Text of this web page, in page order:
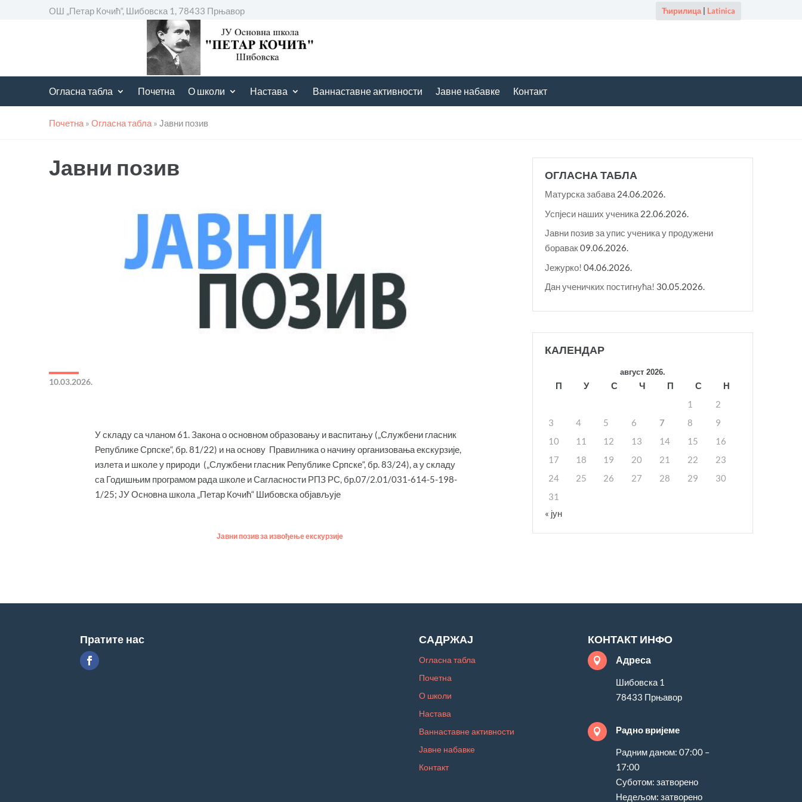
ОШ „Петар Кочић“, Шибовска 1, 78433 Прњавор Ћирилица| Latinica
Огласна табла Почетна О школи Настава Ваннаставне активности Јавне набавке Контакт
Почетна » Огласна табла » Јавни позив
Јавни позив
10.03.2026.
У складу са чланом 61. Закона о основном образовању и васпитању („Службени гласник
Републике Српске“, бр. 81/22) и на основу Правилника о начину организовања екскурзије,
излета и школе у природи („Службени гласник Републике Српске“, бр. 83/24), а у складу
са Годишњим програмом рада школе и Сагласности РПЗ РС, бр.07/2.01/031-614-5-198-
1/25; ЈУ Основна школа „Петар Кочић“ Шибовска објављује
Јавни позив за извођење екскурзије
ОГЛАСНА ТАБЛА
Матурска забава 24.06.2026.
Успјеси наших ученика 22.06.2026.
Јавни позив за упис ученика у продужени
боравак09.06.2026.
Јежурко! 04.06.2026.
Дан ученичких постигнућа! 30.05.2026.
КАЛЕНДАР
август 2026.
П У С Ч П С
Н
1
2
3
4 5 6 7 8
9
10
11 12 13 14 15
16
17
18 19 20 21 22
23
24
25 26 27 28 29
30
31
« јун
Пратите нас САДРЖАЈ
Огласна табла
Почетна
О школи
Настава
Ваннаставне активности
Јавне набавке
Контакт
КОНТАКТ ИНФО
 Адреса
Шибовска 1
78433 Прњавор
 Радно вријеме
Радним даном: 07:00 –
17:00
Суботом: затворено
Недељом: затворено